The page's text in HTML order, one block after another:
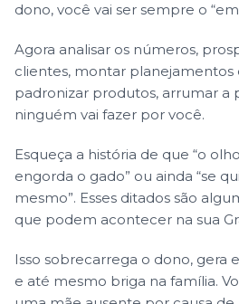
dono, você vai ser sempre o
Agora analisar os números,
clientes, montar planejamentos
padronizar produtos, arrumar a
ninguém vai fazer por você.
Esqueça a história de que “o
engorda o gado” ou ainda “se
mesmo”. Esses ditados são
que podem acontecer na sua
Isso sobrecarrega o dono, gera
e até mesmo briga na família.